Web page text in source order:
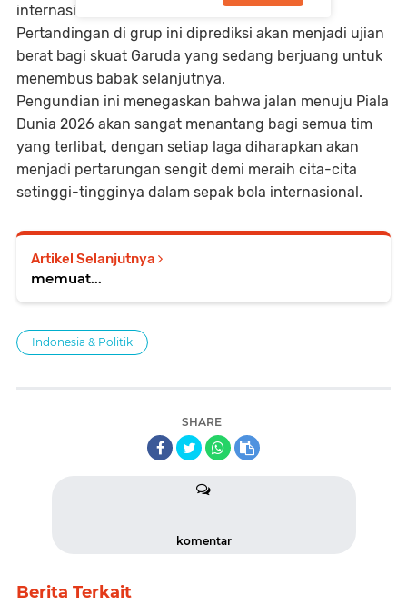
internasional.
Pertandingan di grup ini diprediksi akan menjadi ujian
berat bagi skuat Garuda yang sedang berjuang untuk
menembus babak selanjutnya.
Pengundian ini menegaskan bahwa jalan menuju Piala
Dunia 2026 akan sangat menantang bagi semua tim
yang terlibat, dengan setiap laga diharapkan akan
menjadi pertarungan sengit demi meraih cita-cita
setinggi-tingginya dalam sepak bola internasional.
Artikel Selanjutnya
memuat...
Indonesia & Politik
SHARE
komentar
Berita Terkait